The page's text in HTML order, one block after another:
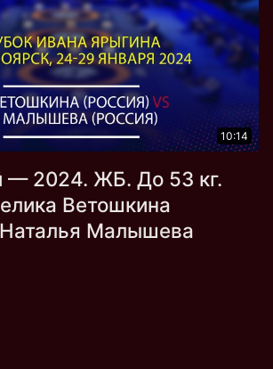
10:14
— 2024. ЖБ. До 53 кг.
Ветошкина
Малышева